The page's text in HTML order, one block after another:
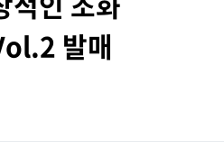
발매